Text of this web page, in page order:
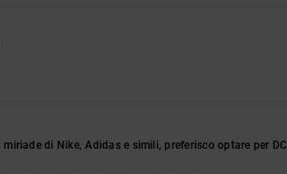
di Nike, Adidas e simili, preferisco optare per DC